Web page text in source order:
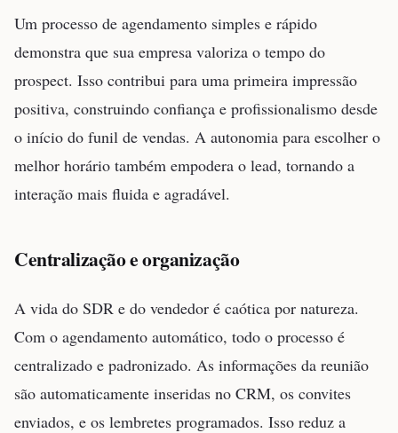
Um processo de agendamento simples e rápido
demonstra que sua empresa valoriza o tempo do
prospect. Isso contribui para uma primeira impressão
positiva, construindo confiança e profissionalismo desde
o início do funil de vendas. A autonomia para escolher o
melhor horário também empodera o lead, tornando a
interação mais fluida e agradável.
Centralização e organização
A vida do SDR e do vendedor é caótica por natureza.
Com o agendamento automático, todo o processo é
centralizado e padronizado. As informações da reunião
são automaticamente inseridas no CRM, os convites
enviados, e os lembretes programados. Isso reduz a